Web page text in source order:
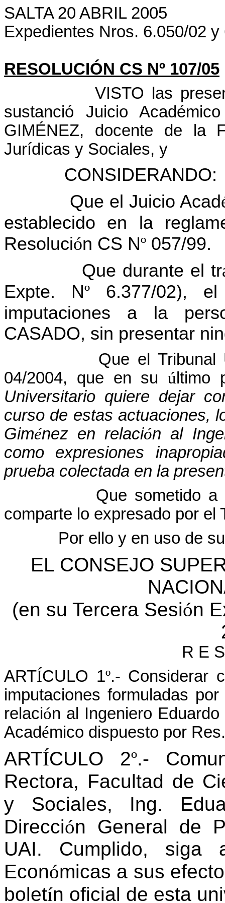
SALTA 20 ABRIL 2005
Expedientes Nros. 6.050/02
RESOLUCIÓN CS Nº 107/05
VISTO las
sustanció Juicio
GIMÉNEZ, docente de la
Jurídicas y Sociales, y
CONSIDERANDO:
Que el Juicio Acad
establecido en la
Resolución CS Nº 057/99.
Que durante el tr
Expte. Nº6.377/02), el
imputaciones a la
CASADO, sin presentar
Que el Tribunal
04/2004, que en suú ltimo
Universitario quiere dejar
curso de estas actuaciones,
Giménez en relación al
como expresiones
prueba colectada en la
Que sometido a
comparte lo expresado por el
Por ello y en uso de
EL CONSEJO
(en su Tercera Sesión
R E
ARTÍCULO 1º.- Considerar
imputaciones formuladas por
relación al Ingeniero
Académico dispuesto por
ARTÍCULO 2º.-
Rectora, Facultad de
y Sociales, Ing.
Dirección General de
UAI. Cumplido, siga
Económicas a sus
boletín oficial de esta